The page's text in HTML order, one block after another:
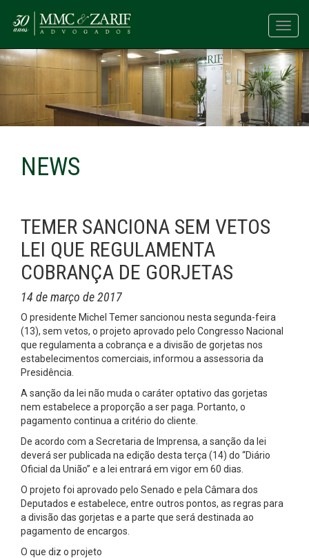
NEWS
TEMER SANCIONA SEM VETOS
LEI QUE REGULAMENTA
COBRANÇA DE GORJETAS
14 de março de 2017
O presidente Michel Temer sancionou nesta segunda-feira
(13), sem vetos, o projeto aprovado pelo Congresso Nacional
que regulamenta a cobrança e a divisão de gorjetas nos
estabelecimentos comerciais, informou a assessoria da
Presidência.
A sanção da lei não muda o caráter optativo das gorjetas
nem estabelece a proporção a ser paga. Portanto, o
pagamento continua a critério do cliente.
De acordo com a Secretaria de Imprensa, a sanção da lei
deverá ser publicada na edição desta terça (14) do “Diário
Oficial da União” e a lei entrará em vigor em 60 dias.
O projeto foi aprovado pelo Senado e pela Câmara dos
Deputados e estabelece, entre outros pontos, as regras para
a divisão das gorjetas e a parte que será destinada ao
pagamento de encargos.
O que diz o projeto